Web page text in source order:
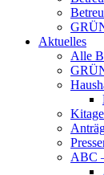
Aktuelles
Alle
ABC